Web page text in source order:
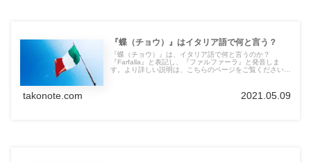
『蝶（チョウ）』はイタリア語で何と言う？
『蝶（チョウ）』は、イタリア語で何と言うのか？
『Farfalla』と表記し、『ファルファーラ』と発音しま
す。より詳しい説明は、こちらのページをご覧ください。
takonote.com 2021.05.09